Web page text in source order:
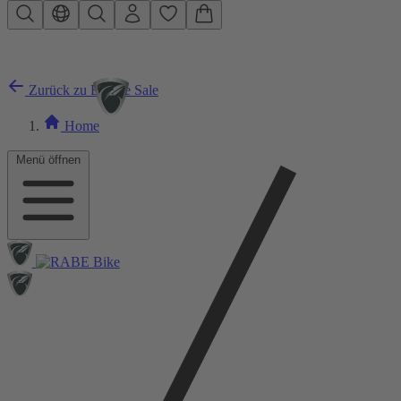
Zum Hauptinhalt springen
Menü öffnen
Zurück zu E-Bike Sale
Home